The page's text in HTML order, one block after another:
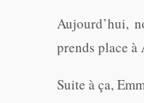
Aujourd’hui,
prends place
Suite à ça,